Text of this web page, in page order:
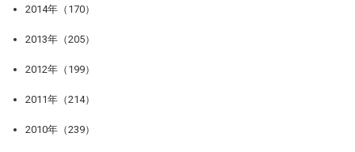
2014年（170）
2013年（205）
2012年（199）
2011年（214）
2010年（239）